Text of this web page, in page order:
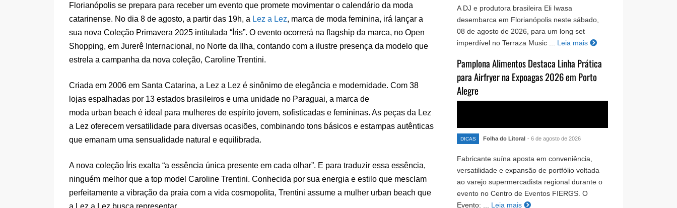
Florianópolis se prepara para receber um evento que promete movimentar o calendário da moda
catarinense. No dia 8 de agosto, a partir das 19h, a Lez a Lez, marca de moda feminina, irá lançar a
sua nova Coleção Primavera 2025 intitulada “Íris”. O evento ocorrerá na flagship da marca, no Open
Shopping, em Jurerê Internacional, no Norte da Ilha, contando com a ilustre presença da modelo que
estrela a campanha da nova coleção, Caroline Trentini.
Criada em 2006 em Santa Catarina, a Lez a Lez é sinônimo de elegância e modernidade. Com 38
lojas espalhadas por 13 estados brasileiros e uma unidade no Paraguai, a marca de
moda urban beach é ideal para mulheres de espírito jovem, sofisticadas e femininas. As peças da Lez
a Lez oferecem versatilidade para diversas ocasiões, combinando tons básicos e estampas autênticas
que emanam uma sensualidade natural e equilibrada.
A nova coleção Íris exalta “a essência única presente em cada olhar”. E para traduzir essa essência,
ninguém melhor que a top model Caroline Trentini. Conhecida por sua energia e estilo que mesclam
perfeitamente a vibração da praia com a vida cosmopolita, Trentini assume a mulher urban beach que
a Lez a Lez busca representar.
A DJ e produtora brasileira Eli Iwasa
desembarca em Florianópolis neste sábado,
08 de agosto de 2026, para um long set
imperdível no Terraza Music ...
Leia mais
Pamplona Alimentos Destaca Linha Prática
para Airfryer na Expoagas 2026 em Porto
Alegre
DICAS Folha do Litoral - 6 de agosto de 2026
Fabricante suína aposta em conveniência,
versatilidade e expansão de portfólio voltada
ao varejo supermercadista regional durante o
evento no Centro de Eventos FIERGS. O
Evento: ... Leia mais